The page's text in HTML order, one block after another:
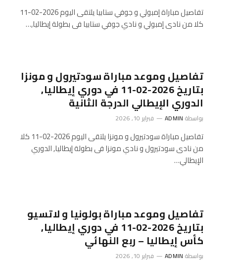
تفاصيل مباراة إمبولي و جوفي ستابيا يلتقى اليوم 2026-02-11
كلا من نادى إمبولي و نادي جوفي ستابيا فى بطولة إيطاليا,…
تفاصيل وموعد مباراة سودتيرول و مونزا
بتاريخ 2026-02-11 في دوري إيطاليا,
الدوري الإيطالي الدرجة الثانية
بواسطة ADMIN فبراير 10, 2026
تفاصيل مباراة سودتيرول و مونزا يلتقى اليوم 2026-02-11 كلا
من نادى سودتيرول و نادي مونزا فى بطولة إيطاليا, الدوري
الإيطالي…
تفاصيل وموعد مباراة بولونيا و لاتسيو
بتاريخ 2026-02-11 في دوري إيطاليا,
كأس إيطاليا – ربع النهائي
بواسطة ADMIN فبراير 10, 2026